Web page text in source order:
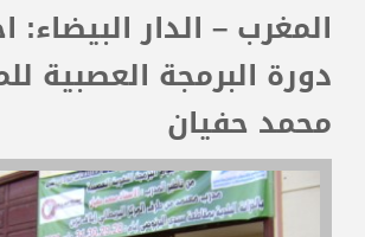
الدورات القادمة
المدربون
المغرب – الدار البيضاء:
دورة البرمجة العصبية
محمد حفيان